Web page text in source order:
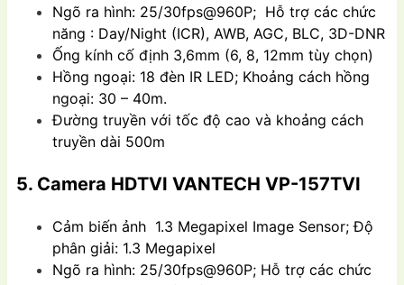
Ngõ ra hình: 25/30fps@960P; Hỗ trợ các chức
năng : Day/Night (ICR), AWB, AGC, BLC, 3D-DNR
Ống kính cố định 3,6mm (6, 8, 12mm tùy chọn)
Hồng ngoại: 18 đèn IR LED; Khoảng cách hồng
ngoại: 30 – 40m.
Đường truyền với tốc độ cao và khoảng cách
truyền dài 500m
5. Camera HDTVI VANTECH VP-157TVI
Cảm biến ảnh 1.3 Megapixel Image Sensor; Độ
phân giải: 1.3 Megapixel
Ngõ ra hình: 25/30fps@960P; Hỗ trợ các chức